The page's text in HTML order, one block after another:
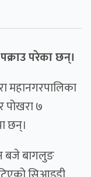
परेका छन्।
महानगरपालिका
पोखरा ७
छन्।
बजे बागलुङ